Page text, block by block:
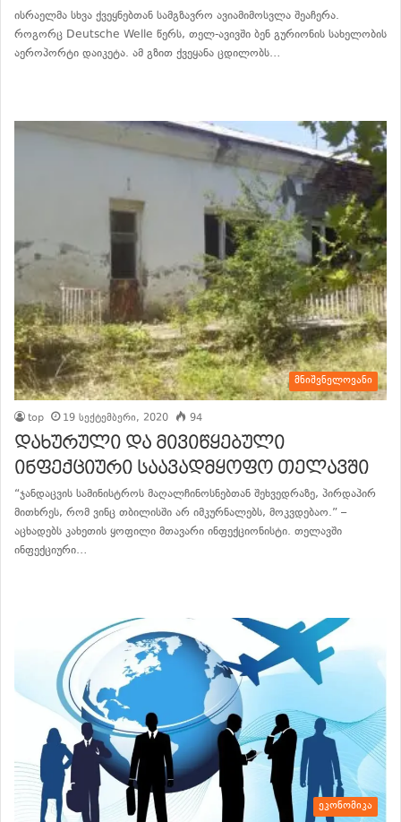
ისრაელმა სხვა ქვეყნებთან სამგზავრო ავიამიმოსვლა შეაჩერა.
როგორც Deutsche Welle წერს, თელ-ავივში ბენ გურიონის სახელობის
აეროპორტი დაიკეტა. ამ გზით ქვეყანა ცდილობს…
მნიშვნელოვანი
top 19 სექტემბერი, 2020 94
დახურული და მივიწყებული
ინფექციური საავადმყოფო თელავში
“ჯანდაცვის სამინისტროს მაღალჩინოსნებთან შეხვედრაზე, პირდაპირ
მითხრეს, რომ ვინც თბილისში არ იმკურნალებს, მოკვდებაო.” –
აცხადებს კახეთის ყოფილი მთავარი ინფექციონისტი. თელავში
ინფექციური…
ეკონომიკა